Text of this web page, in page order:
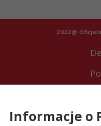
2022@
Informacje o